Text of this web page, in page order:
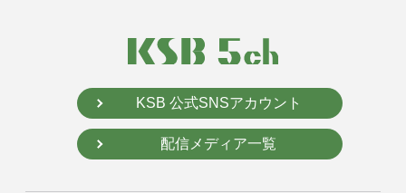
KSB 公式SNSアカウント
配信メディア一覧